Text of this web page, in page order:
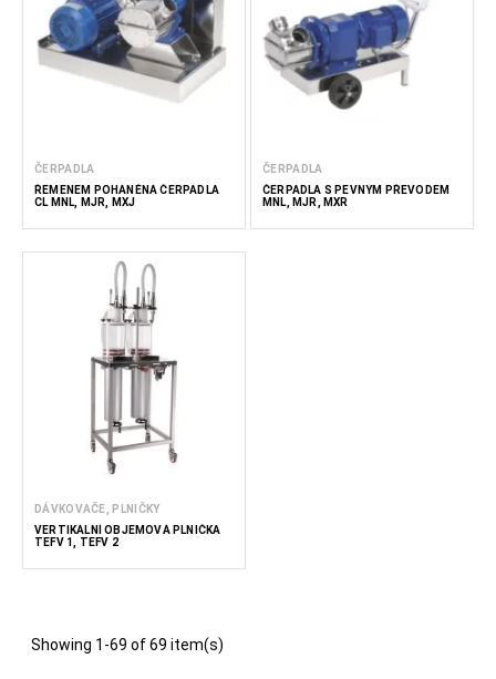
ČERPADLA
ŘEMENEM POHÁNĚNÁ ČERPADLA
CL MNL, MJR, MXJ
ČERPADLA
ČERPADLA S PEVNÝM PŘEVODEM
MNL, MJR, MXR
DÁVKOVAČE, PLNIČKY
VERTIKÁLNÍ OBJEMOVÁ PLNIČKA
TEFV 1, TEFV 2
Showing 1-69 of 69 item(s)